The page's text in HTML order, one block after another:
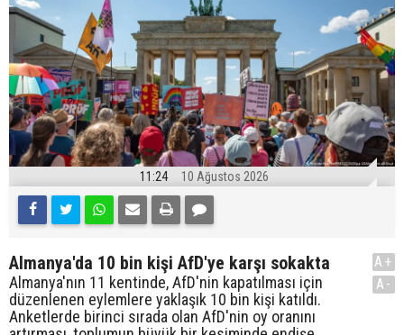
11:24 10 Ağustos 2026
Almanya'da 10 bin kişi AfD'ye karşı sokakta
Almanya'nın 11 kentinde, AfD'nin kapatılması için
düzenlenen eylemlere yaklaşık 10 bin kişi katıldı.
Anketlerde birinci sırada olan AfD'nin oy oranını
A+
A-